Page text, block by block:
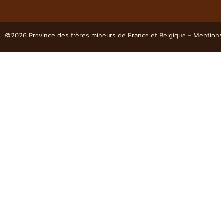
©2026 Province des frères mineurs de France et Belgique –